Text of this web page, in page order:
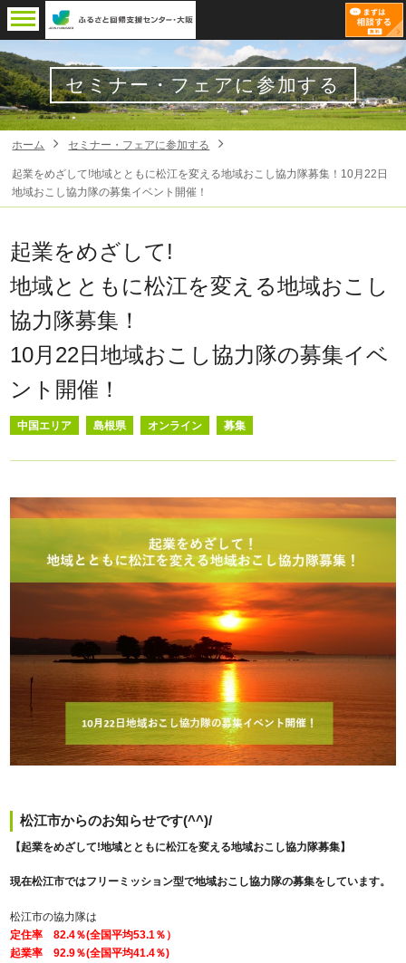
セミナー・フェアに参加する
ホーム セミナー・フェアに参加する
起業をめざして!地域とともに松江を変える地域おこし協力隊募集！10月22日
地域おこし協力隊の募集イベント開催！
起業をめざして!
地域とともに松江を変える地域おこし
協力隊募集！
10月22日地域おこし協力隊の募集イベ
ント開催！
中国エリア 島根県 オンライン 募集
松江市からのお知らせです(^^)/
【起業をめざして!地域とともに松江を変える地域おこし協力隊募集】
現在松江市ではフリーミッション型で地域おこし協力隊の募集をしています。
松江市の協力隊は
定住率 82.4％(全国平均53.1％）
起業率 92.9％(全国平均41.4％)